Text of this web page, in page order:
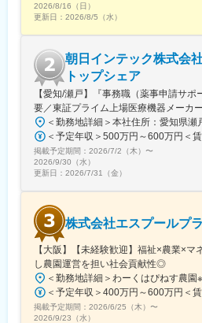
2026/8/16（日）
更新日： 2026/8/5（水）
朝日インテック株式会
トップシェア
【愛知/瀬戸】『事務職（薬事申請サ
要／東証プライム上場医療機器メーカー
掲載予定期間： 2026/7/2（木） 〜
2026/9/30（水）
更新日： 2026/7/31（金）
株式会社エスプールプ
【大阪】【未経験歓迎】福祉×農業×
し農園運営を担い社会貢献性◎
掲載予定期間： 2026/6/25（木） 〜
2026/9/23（水）